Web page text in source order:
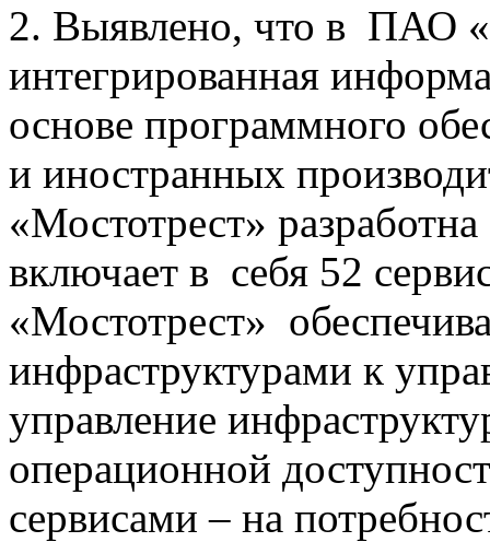
2. Выявлено, что в ПАО
интегрированная
основе программного
и иностранных
«Мостотрест»
включает в себя 52
«Мостотрест»
инфраструктурами к
управление
операционной
сервисами – на